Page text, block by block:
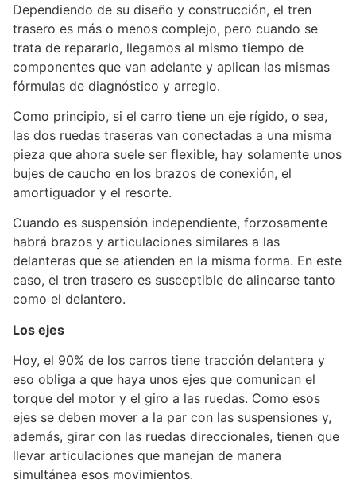
Dependiendo de su diseño y construcción, el tren
trasero es más o menos complejo, pero cuando se
trata de repararlo, llegamos al mismo tiempo de
componentes que van adelante y aplican las mismas
fórmulas de diagnóstico y arreglo.
Como principio, si el carro tiene un eje rígido, o sea,
las dos ruedas traseras van conectadas a una misma
pieza que ahora suele ser flexible, hay solamente unos
bujes de caucho en los brazos de conexión, el
amortiguador y el resorte.
Cuando es suspensión independiente, forzosamente
habrá brazos y articulaciones similares a las
delanteras que se atienden en la misma forma. En este
caso, el tren trasero es susceptible de alinearse tanto
como el delantero.
Los ejes
Hoy, el 90% de los carros tiene tracción delantera y
eso obliga a que haya unos ejes que comunican el
torque del motor y el giro a las ruedas. Como esos
ejes se deben mover a la par con las suspensiones y,
además, girar con las ruedas direccionales, tienen que
llevar articulaciones que manejan de manera
simultánea esos movimientos.